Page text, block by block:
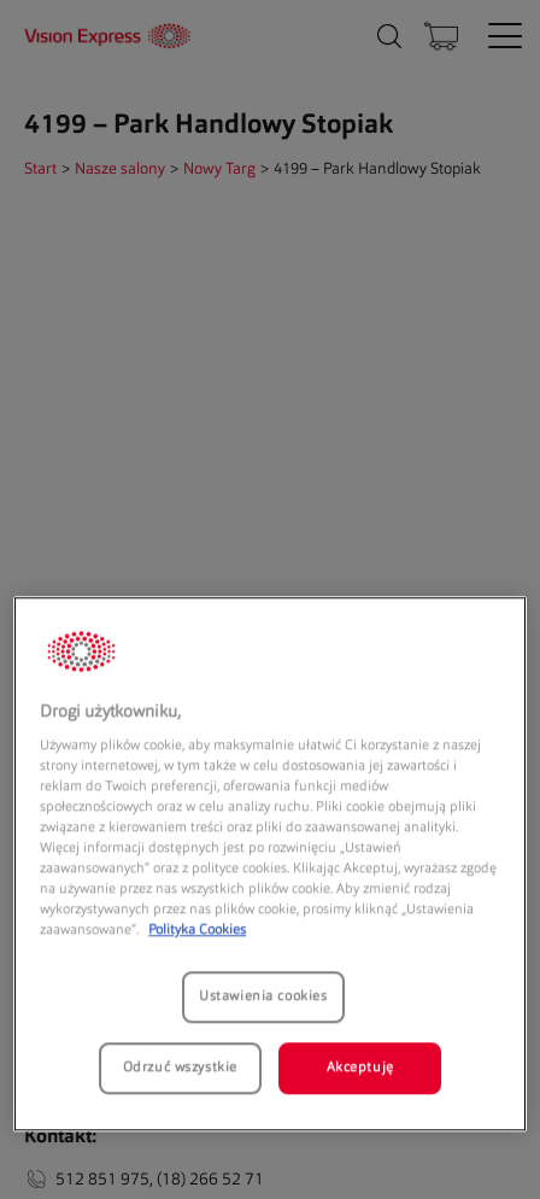
4199 – Park Handlowy Stopiak
Start > Nasze salony > Nowy Targ > 4199 – Park Handlowy Stopiak
Adres:
Park Handlowy Stopiak
ul. Ludźmierska 26a
34-400
Nowy Targ
Godziny otwarcia:
Poniedziałek: 09:00
20:00
Wtorek:
09:00
09:00
20:00
09:00
20:00
Niedziela handlowa:
10:00
Kontakt:
512 851 975, (18) 266 52 71
Drogi użytkowniku,
Używamy plików cookie, aby maksymalnie ułatwić Ci korzystanie z naszej
strony internetowej, w tym także w celu dostosowania jej zawartości i
reklam do Twoich preferencji, oferowania funkcji mediów
społecznościowych oraz w celu analizy ruchu. Pliki cookie obejmują pliki
związane z kierowaniem treści oraz pliki do zaawansowanej analityki.
Więcej informacji dostępnych jest po rozwinięciu „Ustawień
zaawansowanych” oraz z polityce cookies. Klikając Akceptuj, wyrażasz zgodę
na używanie przez nas wszystkich plików cookie. Aby zmienić rodzaj
wykorzystywanych przez nas plików cookie, prosimy kliknąć „Ustawienia
zaawansowane”.
Polityka Cookies
Ustawienia cookies
Odrzuć wszystkie Akceptuję